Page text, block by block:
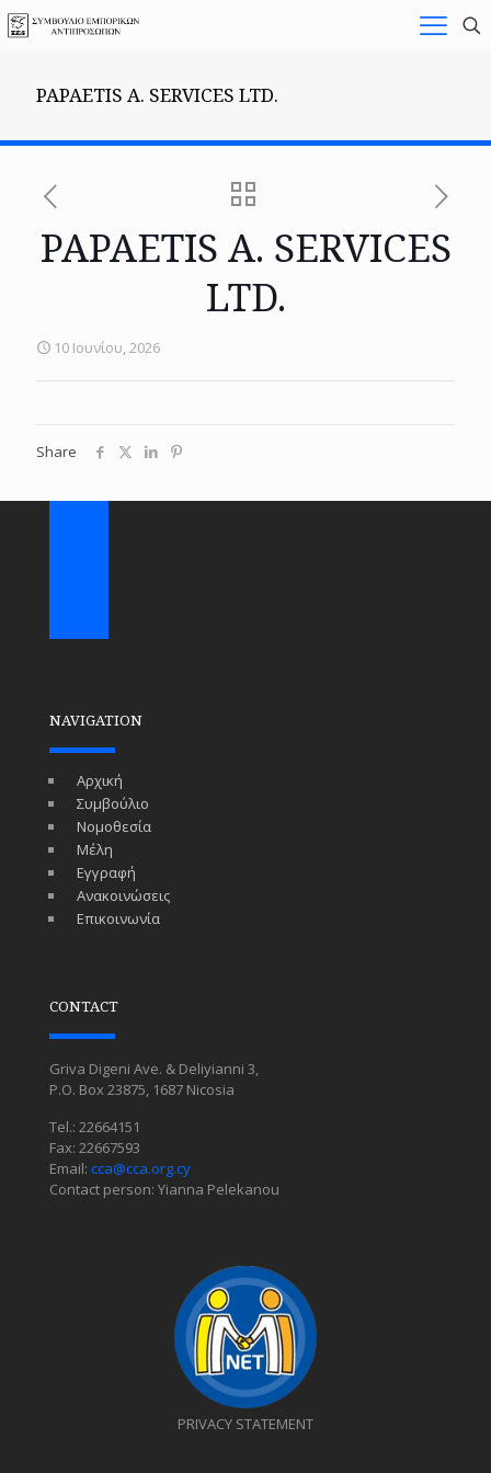
PAPAETIS A. SERVICES LTD.
PAPAETIS A. SERVICES
LTD.
10 Ιουνίου, 2026
Share
NAVIGATION
Αρχική
Συμβούλιο
Νομοθεσία
Μέλη
Εγγραφή
Ανακοινώσεις
Επικοινωνία
CONTACT
Griva Digeni Ave. & Deliyianni 3,
P.O. Box 23875, 1687 Nicosia
Tel.: 22664151
Fax: 22667593
Email: cca@cca.org.cy
Contact person: Yianna Pelekanou
PRIVACY STATEMENT